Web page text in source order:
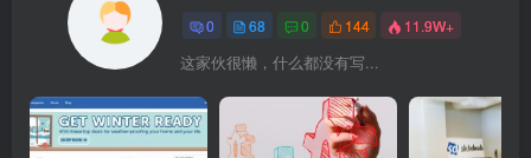
0 68 0 144 11.9W+
这家伙很懒，什么都没有写...